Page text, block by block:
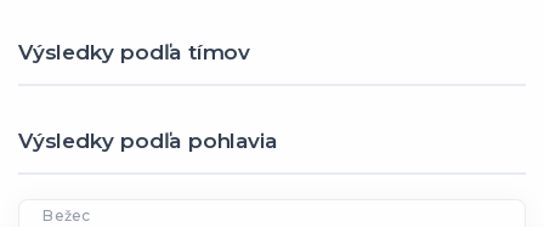
Výsledky podľa tímov
Výsledky podľa pohlavia
Bežec